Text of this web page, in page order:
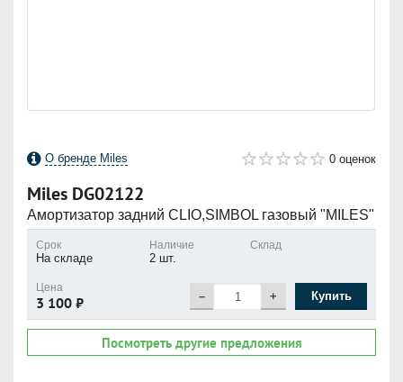
О бренде Miles 0 оценок
Miles DG02122
Амортизатор задний CLIO,SIMBOL газовый "MILES"
Срок
На складе
Наличие
2 шт.
Склад
Цена
3 100 ₽ – + Купить
Посмотреть другие предложения